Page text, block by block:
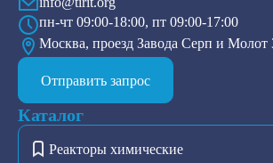
пн-чт 09:00-18:00, пт 09:00-17:00
Москва, проезд Завода Серп и Молот
Отправить запрос
Каталог
Реакторы химические